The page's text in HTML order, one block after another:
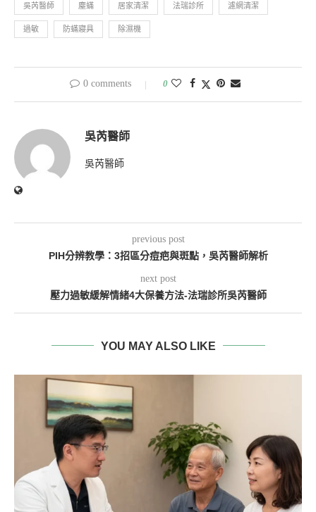
吳芮醫師 塵蟎 居家清潔 法瑞診所 濾網清潔
過敏 防蟎寢具 除濕機
0 comments 0
吳芮醫師
吳芮醫師
previous post
PIH分辨教學：3招區分痘疤與斑點，吳芮醫師解析
next post
壓力過敏緩解情緒4大保養方法-法瑞診所吳芮醫師
YOU MAY ALSO LIKE